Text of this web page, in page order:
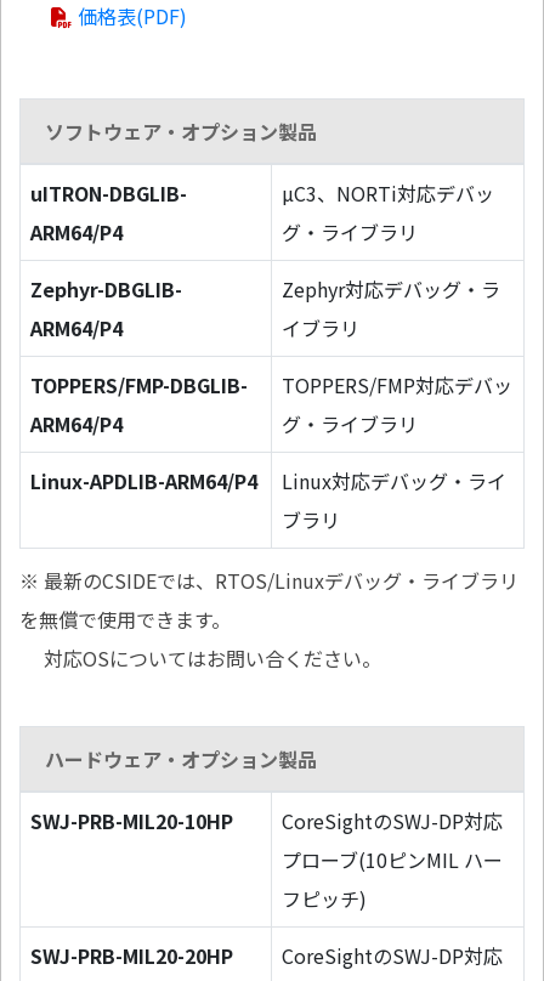
価格表(PDF)
ソフトウェア・オプション製品
uITRON-DBGLIB-
ARM64/P4
µC3、NORTi対応デバッ
グ・ライブラリ
Zephyr-DBGLIB-
ARM64/P4
Zephyr対応デバッグ・ラ
イブラリ
TOPPERS/FMP-DBGLIB-
ARM64/P4
TOPPERS/FMP対応デバッ
グ・ライブラリ
Linux-APDLIB-ARM64/P4
Linux対応デバッグ・ライ
ブラリ
※ 最新のCSIDEでは、RTOS/Linuxデバッグ・ライブラリ
を無償で使用できます。
対応OSについてはお問い合ください。
ハードウェア・オプション製品
SWJ-PRB-MIL20-10HP
CoreSightのSWJ-DP対応
プローブ(10ピンMIL ハー
フピッチ)
SWJ-PRB-MIL20-20HP
CoreSightのSWJ-DP対応